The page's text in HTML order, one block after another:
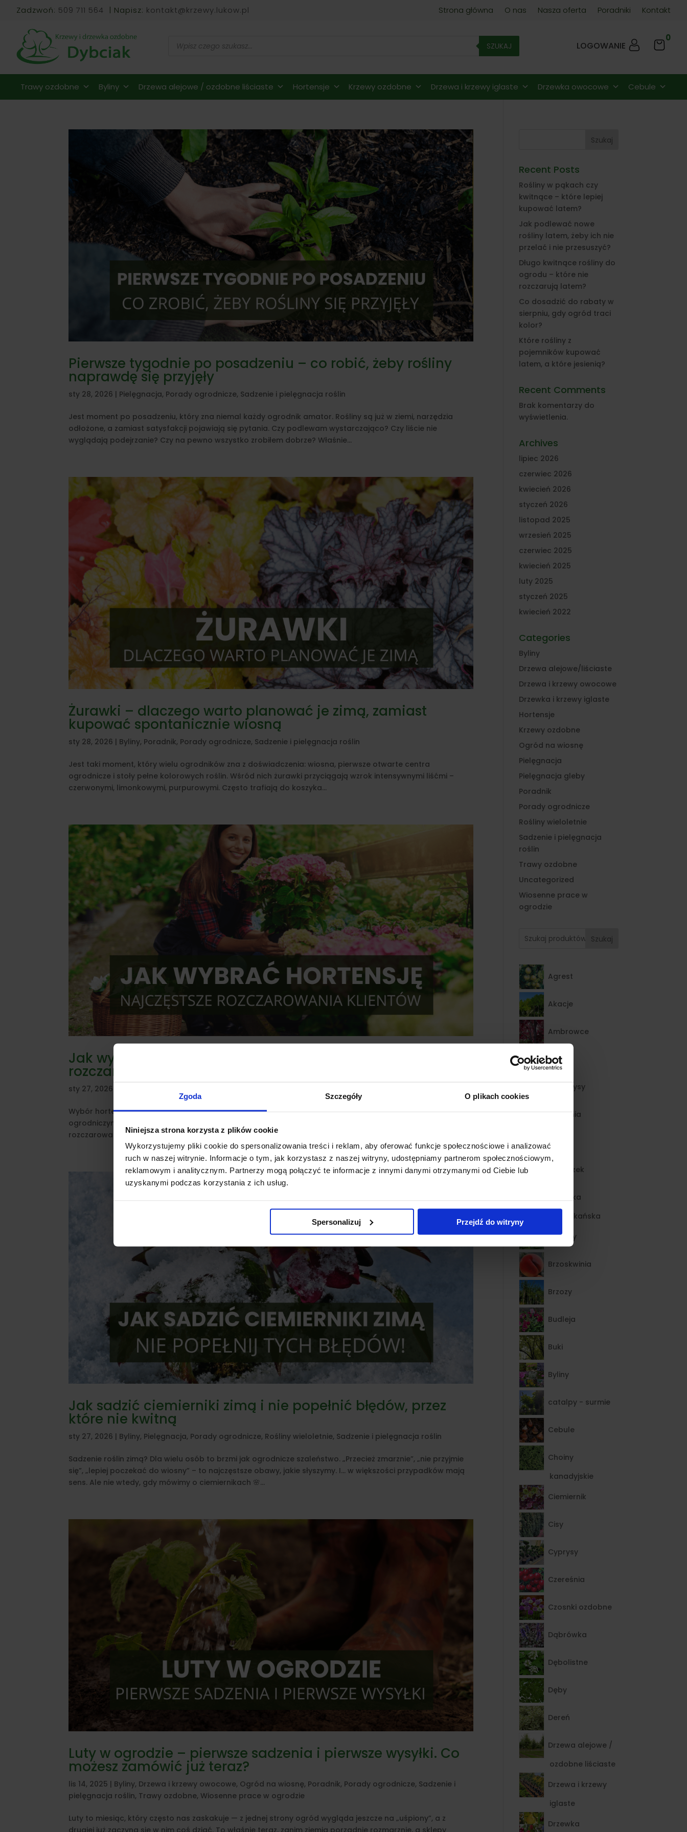
Zgoda Szczegóły O plikach cookies
Niniejsza strona korzysta z plików cookie
Wykorzystujemy pliki cookie do spersonalizowania treści i reklam, aby oferować funkcje społecznościowe i analizować
ruch w naszej witrynie. Informacje o tym, jak korzystasz z naszej witryny, udostępniamy partnerom społecznościowym,
reklamowym i analitycznym. Partnerzy mogą połączyć te informacje z innymi danymi otrzymanymi od Ciebie lub
uzyskanymi podczas korzystania z ich usług.
Spersonalizuj Przejdź do witryny
Zadzwoń: 509 711 564 | Napisz: kontakt@krzewy.lukow.pl Strona główna O nas Nasza oferta Poradniki Kontakt
produktów SZUKAJ LOGOWANIE
0
Trawy ozdobne Byliny Drzewa alejowe / ozdobne liściaste Hortensje Krzewy ozdobne Drzewa i krzewy iglaste Drzewka owocowe Cebule
Pierwsze tygodnie po posadzeniu – co robić, żeby rośliny
naprawdę się przyjęły
sty 28, 2026 | Pielęgnacja, Porady ogrodnicze, Sadzenie i pielęgnacja roślin
Jest moment po posadzeniu, który zna niemal każdy ogrodnik amator. Rośliny są już w ziemi, narzędzia
odłożone, a zamiast satysfakcji pojawiają się pytania. Czy podlewam wystarczająco? Czy liście nie
wyglądają podejrzanie? Czy na pewno wszystko zrobiłem dobrze? Właśnie...
Żurawki – dlaczego warto planować je zimą, zamiast
kupować spontanicznie wiosną
sty 28, 2026 | Byliny, Poradnik, Porady ogrodnicze, Sadzenie i pielęgnacja roślin
Jest taki moment, który wielu ogrodników zna z doświadczenia: wiosna, pierwsze otwarte centra
ogrodnicze i stoły pełne kolorowych roślin. Wśród nich żurawki przyciągają wzrok intensywnymi liśćmi –
czerwonymi, limonkowymi, purpurowymi. Często trafiają do koszyka...
Jak wybrać hortensję, żeby nie żałować? Najczęstsze
rozczarowania klientów
sty 27, 2026
Wybór hortensji często zaczyna się bardzo niewinnie. Jedno zdjęcie w internecie, zachwyt w centrum
ogrodniczym albo polecenie znajomej — i decyzja zapada szybko. Dopiero po czasie pojawia się
rozczarowanie: hortensja nie kwitnie, rośnie inaczej niż na zdjęciu albo...
Jak sadzić ciemierniki zimą i nie popełnić błędów, przez
które nie kwitną
sty 27, 2026 | Byliny, Pielęgnacja, Porady ogrodnicze, Rośliny wieloletnie, Sadzenie i pielęgnacja roślin
Sadzenie roślin zimą? Dla wielu osób to brzmi jak ogrodnicze szaleństwo. „Przecież zmarznie”, „nie przyjmie
się”, „lepiej poczekać do wiosny” – to najczęstsze obawy, jakie słyszymy. I… w większości przypadków mają
sens. Ale nie wtedy, gdy mówimy o ciemiernikach 🌸...
Luty w ogrodzie – pierwsze sadzenia i pierwsze wysyłki. Co
możesz zamówić już teraz?
lis 14, 2025 | Byliny, Drzewa i krzewy owocowe, Ogród na wiosnę, Poradnik, Porady ogrodnicze, Sadzenie i
pielęgnacja roślin, Trawy ozdobne, Wiosenne prace w ogrodzie
Luty to miesiąc, który często nas zaskakuje — z jednej strony ogród wygląda jeszcze na „uśpiony”, a z
drugiej już zaczyna się w nim coś dziać. To właśnie teraz, zanim ziemia porządnie rozmarznie, a sklepy
Szukaj
Recent Posts
Rośliny w pąkach czy
kwitnące – które lepiej
kupować latem?
Jak podlewać nowe
rośliny latem, żeby ich nie
przelać i nie przesuszyć?
Długo kwitnące rośliny do
ogrodu – które nie
rozczarują latem?
Co dosadzić do rabaty w
sierpniu, gdy ogród traci
kolor?
Które rośliny z
pojemników kupować
latem, a które jesienią?
Recent Comments
Brak komentarzy do
wyświetlenia.
Archives
lipiec 2026
czerwiec 2026
kwiecień 2026
styczeń 2026
listopad 2025
wrzesień 2025
czerwiec 2025
kwiecień 2025
luty 2025
styczeń 2025
kwiecień 2022
Categories
Byliny
Drzewa alejowe/liściaste
Drzewa i krzewy owocowe
Drzewka i krzewy iglaste
Hortensje
Krzewy ozdobne
Ogród na wiosnę
Pielęgnacja
Pielęgnacja gleby
Poradnik
Porady ogrodnicze
Rośliny wieloletnie
Sadzenie i pielęgnacja
roślin
Trawy ozdobne
Uncategorized
Wiosenne prace w
ogrodzie
Szukaj
Agrest
Akacje
Ambrowce
Azalie
Berberysy
Bergenia
Bez
Bodziszek
Borówka
amerykańska
Brunery
Brzoskwinia
Brzozy
Budleja
Buki
Byliny
catalpy - surmie
Cebule
Choiny
kanadyjskie
Ciemiernik
Cisy
Cyprysy
Czereśnia
Czosnki ozdobne
Dąbrówka
Dębolistne
Dęby
Dereń
Drzewa alejowe /
ozdobne liściaste
Drzewa i krzewy
iglaste
Drzewka